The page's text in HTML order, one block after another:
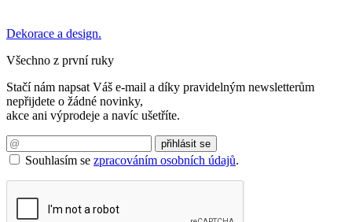
Dekorace a design.
Všechno z první ruky
Stačí nám napsat Váš e-mail a díky pravidelným newsletterům
nepřijdete o žádné novinky,
akce ani výprodeje a navíc ušetříte.
Souhlasím se zpracováním osobních údajů.